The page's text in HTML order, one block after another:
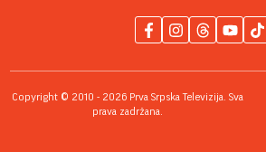
Copyright © 2010 - 2026 Prva Srpska Televizija. Sva
prava zadržana.